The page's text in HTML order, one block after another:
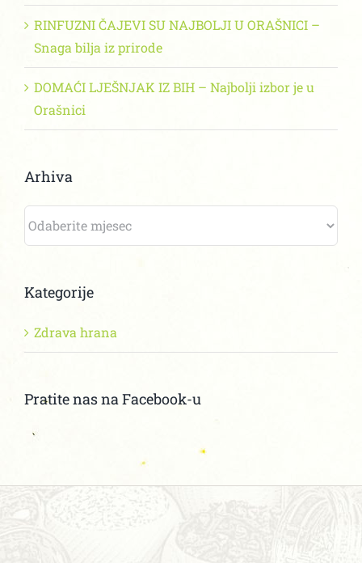
RINFUZNI ČAJEVI SU NAJBOLJI U ORAŠNICI –
Snaga bilja iz prirode
DOMAĆI LJEŠNJAK IZ BIH – Najbolji izbor je u
Orašnici
Arhiva
Kategorije
Zdrava hrana
Pratite nas na Facebook-u